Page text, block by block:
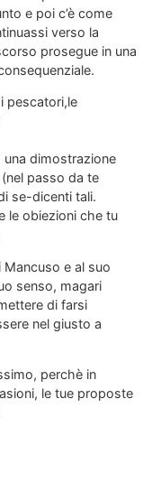
e poi c’è come
verso la
prosegue in una
pescatori,le
dimostrazione
(nel passo da te
se-dicenti tali.
le obiezioni che tu
Mancuso e al suo
senso, magari
di farsi
nel giusto a
perchè in
le tue proposte